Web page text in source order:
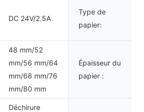
DC 24V/2.5A
Type de
papier:
48 mm/52
mm/56 mm/64
mm/68 mm/76
mm/80 mm
Épaisseur du
papier :
Déchirure